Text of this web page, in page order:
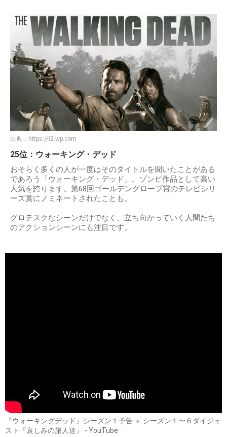
出典： https://i2.wp.com
25位：ウォーキング・デッド
おそらく多くの人が一度はそのタイトルを聞いたことがある
であろう「ウォーキング・デッド」。ゾンビ作品として高い
人気を誇ります。第68回ゴールデングローブ賞のテレビシリ
ーズ賞にノミネートされたことも。
グロテスクなシーンだけでなく、立ち向かっていく人間たち
のアクションシーンにも注目です。
『ウォーキングデッド』シーズン１予告 ＋ シーズン１〜６ダイジェ
スト『哀しみの旅人達』 - YouTube